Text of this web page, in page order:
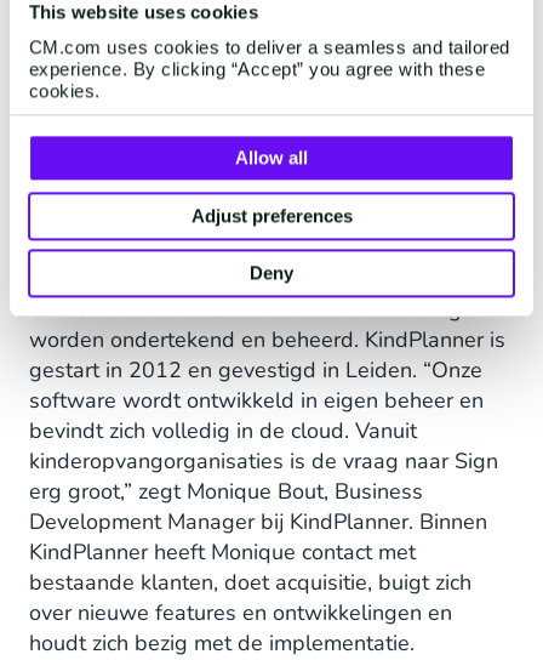
This website uses cookies
CM.com uses cookies to deliver a seamless and tailored
experience. By clicking “Accept” you agree with these
cookies.
Allow all
Adjust preferences
Deny
Contractenbeheer
kinderopvang in de cloud
softwarepartner
CM.com kunnen alle contracten van Zien digitaal
worden ondertekend en beheerd. KindPlanner is
gestart in 2012 en gevestigd in Leiden. “Onze
software wordt ontwikkeld in eigen beheer en
bevindt zich volledig in de cloud. Vanuit
kinderopvangorganisaties is de vraag naar Sign
erg groot,” zegt Monique Bout, Business
Development Manager bij KindPlanner. Binnen
KindPlanner heeft Monique contact met
bestaande klanten, doet acquisitie, buigt zich
over nieuwe features en ontwikkelingen en
houdt zich bezig met de implementatie.